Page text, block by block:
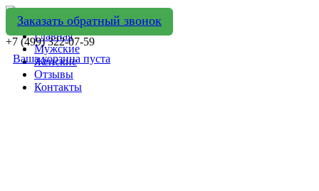
Заказать обратный звонок
+7 (499) 322-07-59
Ваша корзина пуста
Главная
Мужские
Женские
Отзывы
Контакты